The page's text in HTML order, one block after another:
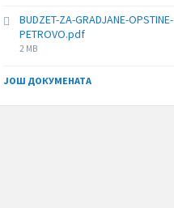
BUDZET-ZA-GRADJANE-OPSTINE-
PETROVO.pdf
File
2 MB
ЈОШ ДОКУМЕНАТА